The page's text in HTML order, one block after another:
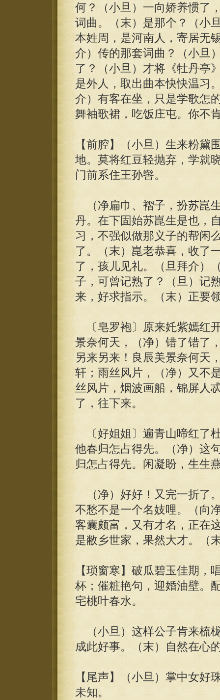
何？（小旦）一向娇养惯了
词曲。（末）是那个？（小
本姓周，是河南人，寄居无
介）传的那套词曲？（小旦
了？（小旦）才将《牡丹亭
是外人，取出曲本快快温习
介）有客在坐，只是学歌怎
舞袖歌裙，吃饭庄屯。你不
【前腔】（小旦）生来粉黛
地。莫将红豆轻抛弃，学就
门前系住王孙辔。
（净扁巾、褶子，扮苏崑
丹。在下固始苏崑生是也，
习，不强似做那义子的帮闲
了。（末）崑老恭喜，收了
了，孩儿见礼。（旦拜介）
子，可曾记熟了？（旦）记
来，好求指示。（末）正要
〔皂罗袍〕原来奼紫嫣红
景奈何天，（净）错了错了
另来另来！良辰美景奈何天
轩；雨丝风片，（净）又不
丝风片，烟波画船，锦屏人
了，往下来。
〔好姐姐〕遍青山啼红了
他春归怎占得先。（净）这
归怎占得先。闲凝盼，生生
（净）好好！又完一折了
不愁不是一个名妓哩。（向
客囊颇富，又有才名，正在
是敝乡世家，果然大才。（
【琐窗寒】破瓜碧玉佳期，
杯；催粧艳句，迎婚油壁。
宅桃叶春水。
（小旦）这样公子肯来梳
成此好事。（末）自然在心
【尾声】（小旦）掌中女好
未知。